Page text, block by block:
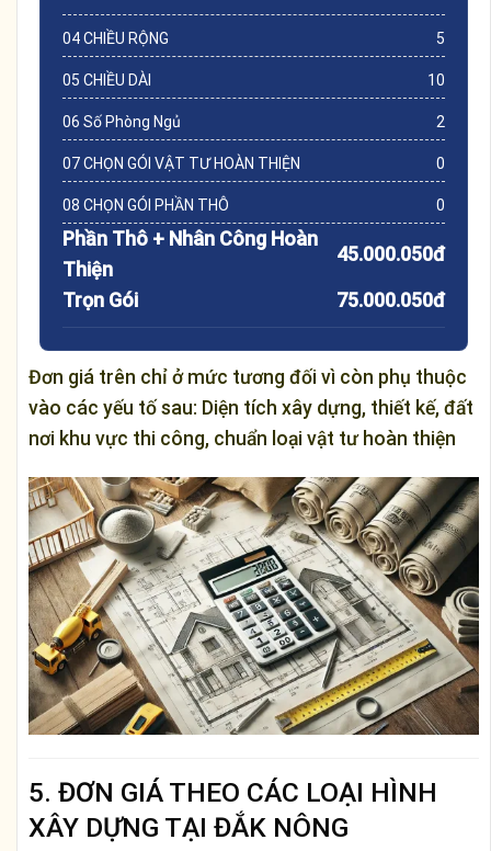
04 CHIỀU RỘNG 5
05 CHIỀU DÀI 10
06 Số Phòng Ngủ 2
07 CHỌN GÓI VẬT TƯ HOÀN THIỆN 0
08 CHỌN GÓI PHẦN THÔ 0
Phần Thô + Nhân Công Hoàn
Thiện
45.000.050đ
Trọn Gói
75.000.050đ
Đơn giá trên chỉ ở mức tương đối vì còn phụ thuộc
vào các yếu tố sau: Diện tích xây dựng, thiết kế, đất
nơi khu vực thi công, chuẩn loại vật tư hoàn thiện
5. ĐƠN GIÁ THEO CÁC LOẠI HÌNH
XÂY DỰNG TẠI ĐẮK NÔNG